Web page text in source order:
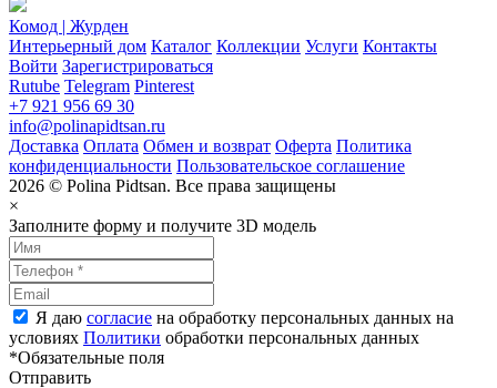
Комод | Журден
Интерьерный дом Каталог Коллекции Услуги Контакты
Войти Зарегистрироваться
Rutube Telegram Pinterest
+7 921 956 69 30
info@polinapidtsan.ru
Доставка Оплата Обмен и возврат Оферта Политика
конфиденциальности Пользовательское соглашение
2026 © Polina Pidtsan. Все права защищены
×
Заполните форму и получите 3D модель
Я даю согласие на обработку персональных данных на
условиях Политики обработки персональных данных
*Обязательные поля
Отправить